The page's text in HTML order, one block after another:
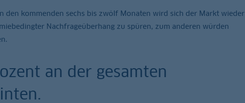
den kommenden sechs bis zwölf Monaten wird sich der Markt wieder
Nachfrageüberhang zu spüren, zum anderen würden
an der gesamten